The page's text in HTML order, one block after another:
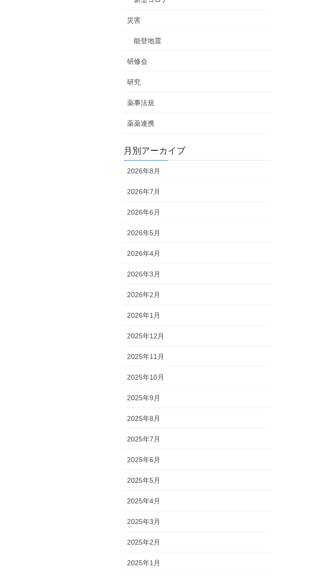
災害
能登地震
研修会
研究
薬事法規
薬薬連携
月別アーカイブ
2026年8月
2026年7月
2026年6月
2026年5月
2026年4月
2026年3月
2026年2月
2026年1月
2025年12月
2025年11月
2025年10月
2025年9月
2025年8月
2025年7月
2025年6月
2025年5月
2025年4月
2025年3月
2025年2月
2025年1月